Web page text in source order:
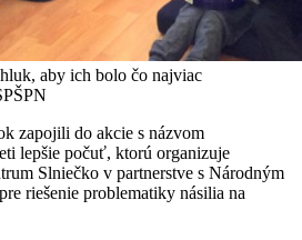
aby ich bolo čo najviac
zapojili do akcie s názvom
lepšie počuť, ktorú organizuje
Slniečko v partnerstve s Národným
riešenie problematiky násilia na